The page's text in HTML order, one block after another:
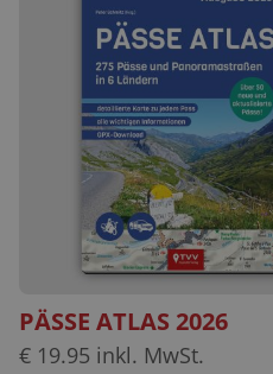
PÄSSE ATLAS 2026
€ 19.95 inkl. MwSt.